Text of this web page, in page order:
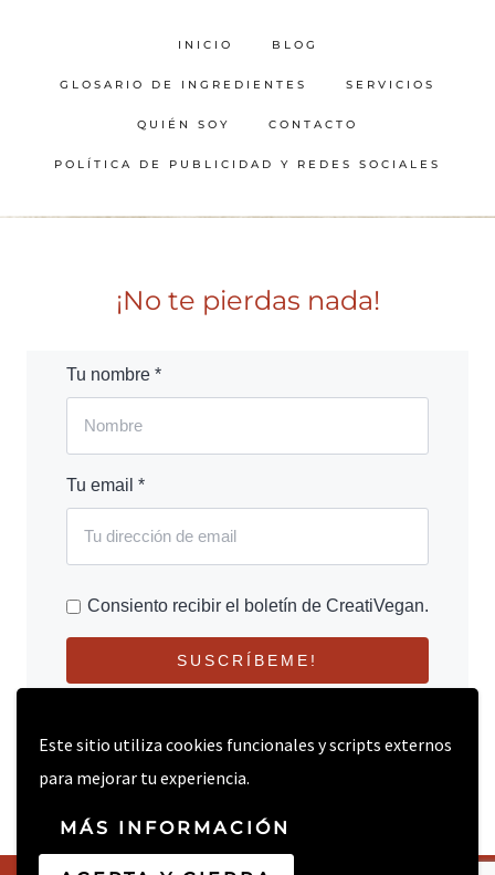
Este sitio utiliza cookies funcionales y scripts externos
para mejorar tu experiencia.
MÁS INFORMACIÓN
INICIO BLOG
GLOSARIO DE INGREDIENTES SERVICIOS
QUIÉN SOY CONTACTO
POLÍTICA DE PUBLICIDAD Y REDES SOCIALES
¡No te pierdas nada!
Tu nombre *
Tu email *
Consiento recibir el boletín de CreatiVegan.
SUSCRÍBEME!